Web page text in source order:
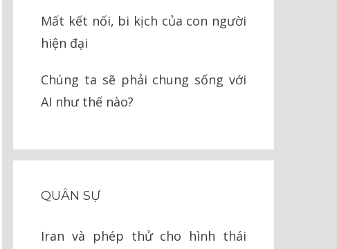
Mất kết nối, bi kịch của con người
hiện đại
Chúng ta sẽ phải chung sống với
AI như thế nào?
QUÂN SỰ
Iran và phép thử cho hình thái